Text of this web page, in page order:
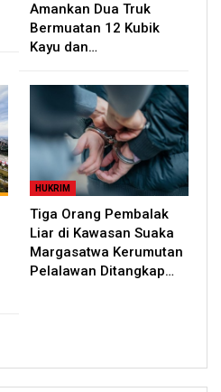
Amankan Dua Truk
Bermuatan 12 Kubik
Kayu dan…
HUKRIM
Tiga Orang Pembalak
Liar di Kawasan Suaka
Margasatwa Kerumutan
Pelalawan Ditangkap…